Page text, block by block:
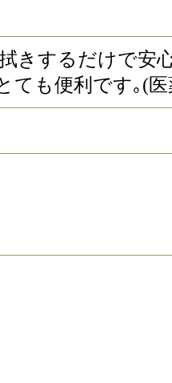
するだけで安
ても便利です｡(